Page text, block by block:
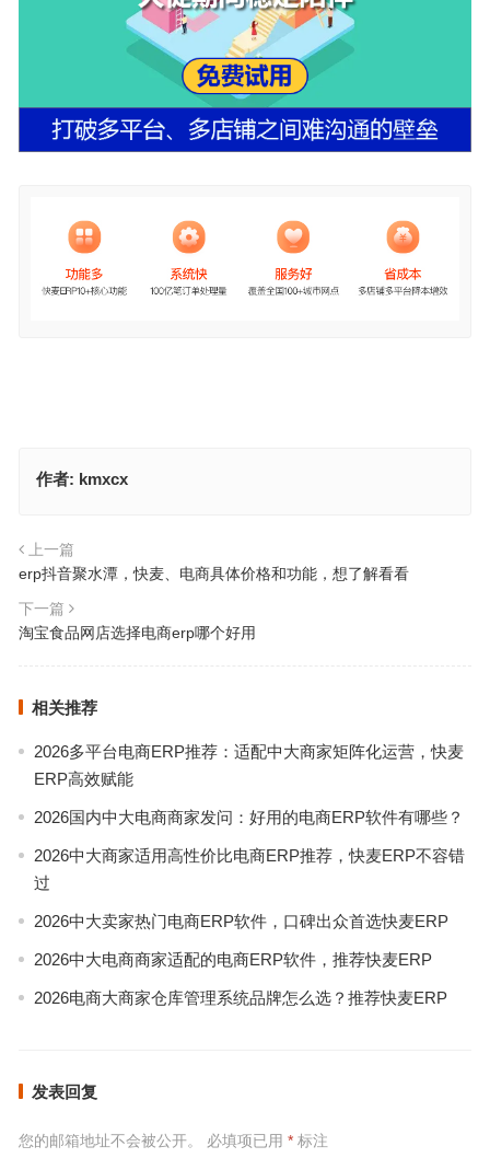
作者: kmxcx
上一篇
erp抖音聚水潭，快麦、电商具体价格和功能，想了解看看
下一篇
淘宝食品网店选择电商erp哪个好用
相关推荐
2026多平台电商ERP推荐：适配中大商家矩阵化运营，快麦
ERP高效赋能
2026国内中大电商商家发问：好用的电商ERP软件有哪些？
2026中大商家适用高性价比电商ERP推荐，快麦ERP不容错
过
2026中大卖家热门电商ERP软件，口碑出众首选快麦ERP
2026中大电商商家适配的电商ERP软件，推荐快麦ERP
2026电商大商家仓库管理系统品牌怎么选？推荐快麦ERP
发表回复
您的邮箱地址不会被公开。 必填项已用 *标注